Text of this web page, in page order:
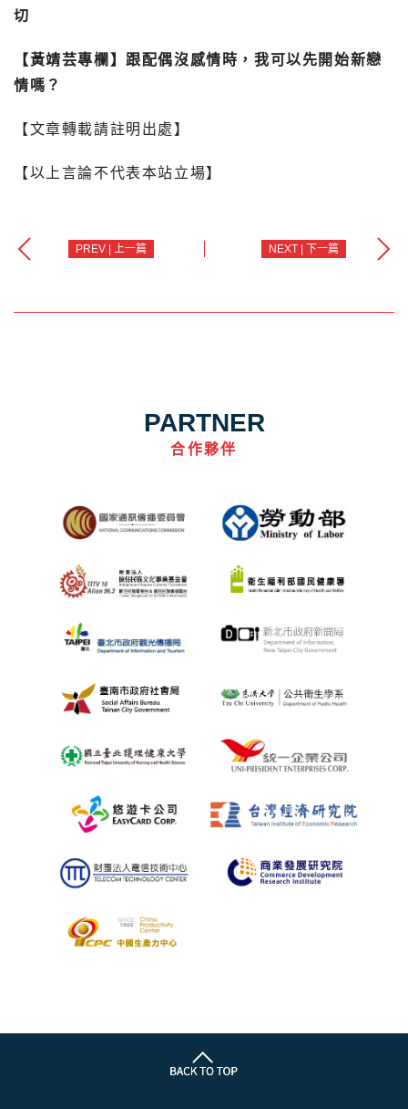
切
【黃靖芸專欄】跟配偶沒感情時，我可以先開始新戀
情嗎？
【文章轉載請註明出處】
【以上言論不代表本站立場】
PREV | 上一篇 NEXT | 下一篇
PARTNER
合作夥伴